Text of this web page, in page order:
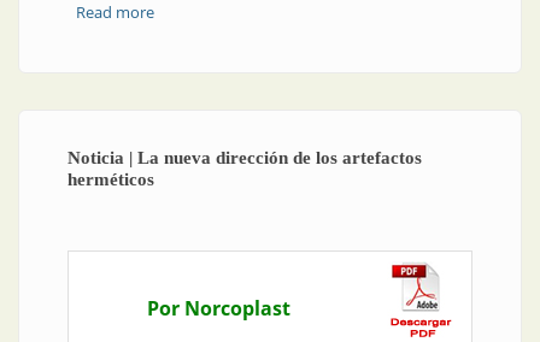
Read moreabout Led para las áreas más difíciles
Noticia | La nueva dirección de los artefactos
herméticos
Por Norcoplast